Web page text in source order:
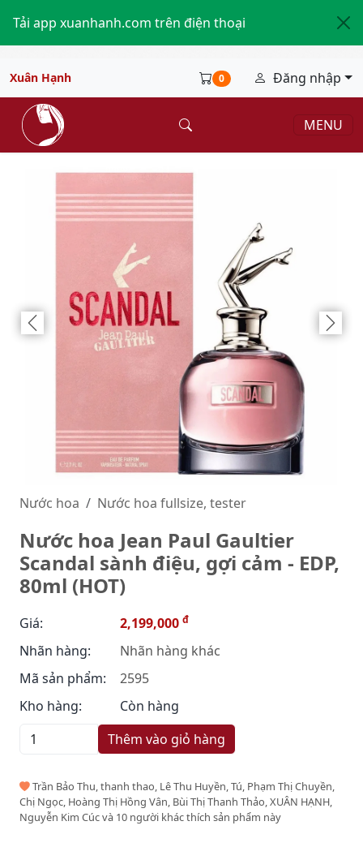
Tải app xuanhanh.com trên điện thoại
Xuân Hạnh 0 Đăng nhập
MENU
Nước hoa Nước hoa fullsize, tester
Nước hoa Jean Paul Gaultier
Scandal sành điệu, gợi cảm - EDP,
80ml (HOT)
Giá: 2,199,000 đ
Nhãn hàng:
Nhãn hàng khác
Mã sản phẩm:
2595
Kho hàng:
Còn hàng
Thêm vào giỏ hàng
Trần Bảo Thu, thanh thao, Lê Thu Huyền, Tú, Phạm Thị Chuyền,
Chị Ngọc, Hoàng Thị Hồng Vân, Bùi Thị Thanh Thảo, XUÂN HẠNH,
Nguyễn Kim Cúc và 10 người khác thích sản phẩm này